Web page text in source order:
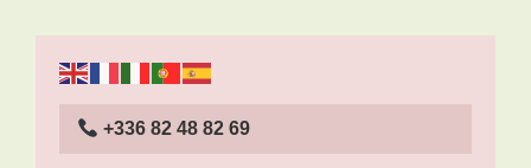
+336 82 48 82 69